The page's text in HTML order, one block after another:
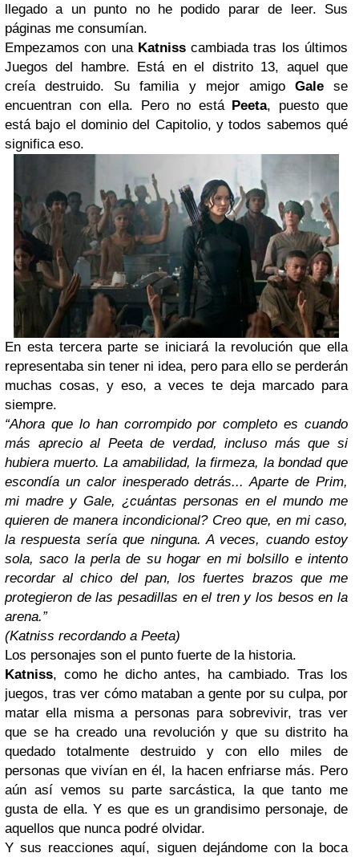
llegado a un punto no he podido parar de leer. Sus
páginas me consumían.
Empezamos con una Katnisscambiada tras los últimos
Juegos del hambre. Está en el distrito 13, aquel que
creía destruido. Su familia y mejor amigo Galese
encuentran con ella. Pero no está Peeta, puesto que
está bajo el dominio del Capitolio, y todos sabemos qué
significa eso.
En esta tercera parte se iniciará la revolución que ella
representaba sin tener ni idea, pero para ello se perderán
muchas cosas, y eso, a veces te deja marcado para
siempre.
“Ahora que lo han corrompido por completo es cuando
más aprecio al Peeta de verdad, incluso más que si
hubiera muerto. La amabilidad, la firmeza, la bondad que
escondía un calor inesperado detrás... Aparte de Prim,
mi madre y Gale, ¿cuántas personas en el mundo me
quieren de manera incondicional? Creo que, en mi caso,
la respuesta sería que ninguna. A veces, cuando estoy
sola, saco la perla de su hogar en mi bolsillo e intento
recordar al chico del pan, los fuertes brazos que me
protegieron de las pesadillas en el tren y los besos en la
arena.”
(Katniss recordando a Peeta)
Los personajes son el punto fuerte de la historia.
Katniss, como he dicho antes, ha cambiado. Tras los
juegos, tras ver cómo mataban a gente por su culpa, por
matar ella misma a personas para sobrevivir, tras ver
que se ha creado una revolución y que su distrito ha
quedado totalmente destruido y con ello miles de
personas que vivían en él, la hacen enfriarse más. Pero
aún así vemos su parte sarcástica, la que tanto me
gusta de ella. Y es que es un grandisimo personaje, de
aquellos que nunca podré olvidar.
Y sus reacciones aquí, siguen dejándome con la boca